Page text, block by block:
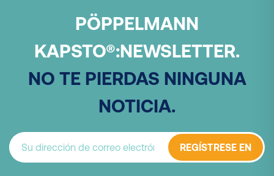
PÖPPELMANN
KAPSTO®:NEWSLETTER.
NO TE PIERDAS NINGUNA
NOTICIA.
REGÍSTRESE EN